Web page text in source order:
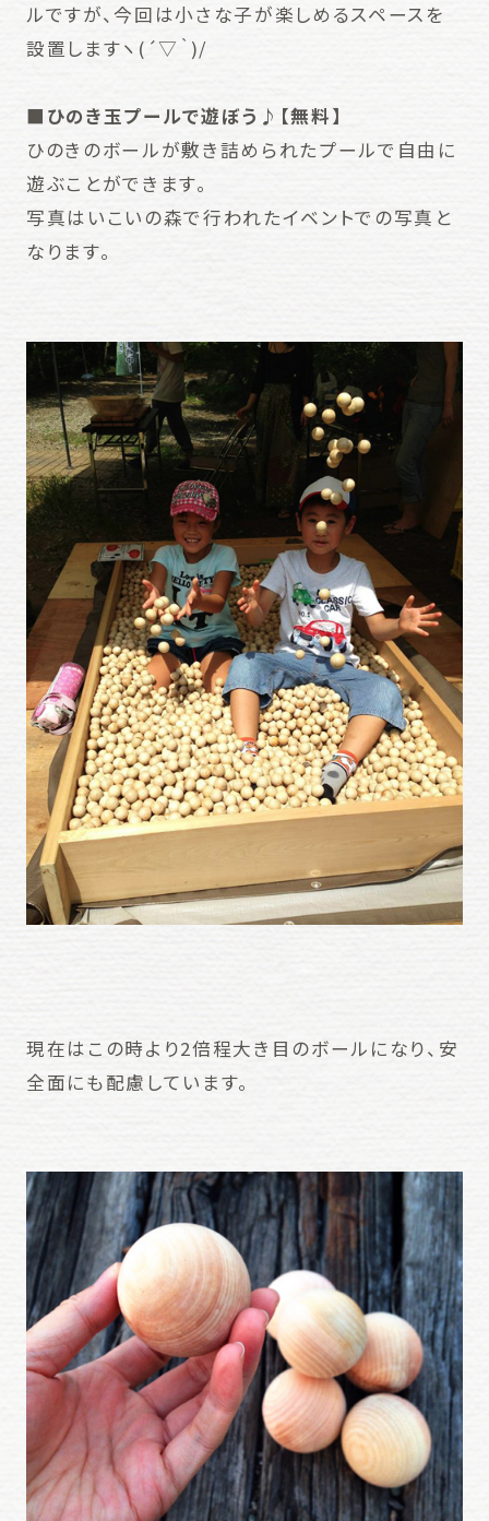
ルですが、今回は小さな子が楽しめるスペースを
設置しますヽ(´▽｀)/
■ひのき玉プールで遊ぼう♪【無料】
ひのきのボールが敷き詰められたプールで自由に
遊ぶことができます。
写真はいこいの森で行われたイベントでの写真と
なります。
現在はこの時より2倍程大き目のボールになり、安
全面にも配慮しています。